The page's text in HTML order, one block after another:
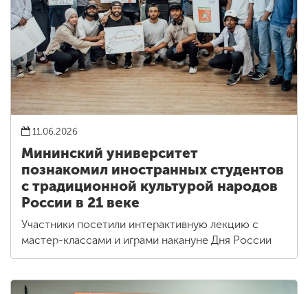
11.06.2026
Мининский университет
познакомил иностранных студентов
с традиционной культурой народов
России в 21 веке
Участники посетили интерактивную лекцию с
мастер-классами и играми накануне Дня России